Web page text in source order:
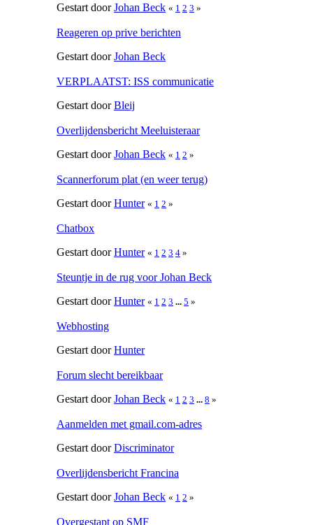
Gestart doorJohan Beck « 1 2 3 »
Reageren op prive berichten
Gestart doorJohan Beck
VERPLAATST: ISS communicatie
Gestart doorBleij
Overlijdensbericht Meeluisteraar
Gestart doorJohan Beck « 1 2 »
Scannerforum plat (en weer terug)
Gestart doorHunter « 1 2 »
Chatbox
Gestart doorHunter « 1 2 3 4 »
Steuntje in de rug voor Johan Beck
Gestart doorHunter « 1 2 3 ... 5 »
Webhosting
Gestart doorHunter
Forum slecht bereikbaar
Gestart doorJohan Beck « 1 2 3 ... 8 »
Aanmelden met gmail.com-adres
Gestart doorDiscriminator
Overlijdensbericht Francina
Gestart doorJohan Beck « 1 2 »
Overgestapt op SMF